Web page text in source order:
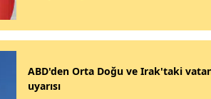
Yozgat
Zonguldak
ABD'den Orta Doğu ve Irak'taki
uyarısı